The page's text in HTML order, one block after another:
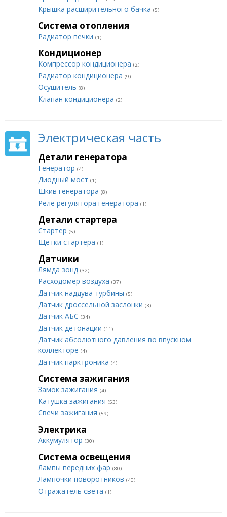
Крышка расширительного бачка (5)
Система отопления
Радиатор печки (1)
Кондиционер
Компрессор кондиционера (2)
Радиатор кондиционера (9)
Осушитель (8)
Клапан кондиционера (2)
Электрическая часть
Детали генератора
Генератор (4)
Диодный мост (1)
Шкив генератора (8)
Реле регулятора генератора (1)
Детали стартера
Стартер (5)
Щетки стартера (1)
Датчики
Лямда зонд (32)
Расходомер воздуха (37)
Датчик наддува турбины (5)
Датчик дроссельной заслонки (3)
Датчик АБС (34)
Датчик детонации (11)
Датчик абсолютного давления во впускном
коллекторе (4)
Датчик парктроника (4)
Система зажигания
Замок зажигания (4)
Катушка зажигания (53)
Свечи зажигания (59)
Электрика
Аккумулятор (30)
Система освещения
Лампы передних фар (80)
Лампочки поворотников (40)
Отражатель света (1)